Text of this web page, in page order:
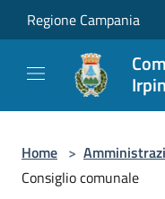
Salta al contenuto principale
Regione Campania
Home >
Consiglio comunale